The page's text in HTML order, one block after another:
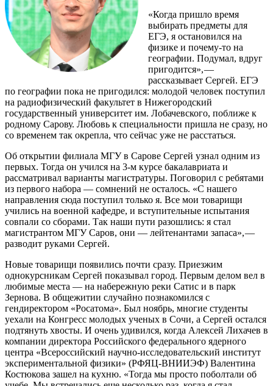
«Когда пришло время
выбирать предметы для
ЕГЭ, я остановился на
физике и почему-то на
географии. Подумал, вдруг
пригодится», — ​
рассказывает Сергей. ЕГЭ
по географии пока не пригодился: молодой человек поступил
на радиофизический факультет в Нижегородский
государственный университет им. Лобачевского, поближе к
родному Сарову. Любовь к специальности пришла не сразу, но
со временем так окрепла, что сейчас уже не расстаться.
Об открытии филиала МГУ в Сарове Сергей узнал одним из
первых. Тогда он учился на 3-м курсе бакалавриата и
рассматривал варианты магистратуры. Поговорил с ребятами
из первого набора — ​сомнений не осталось. «С нашего
направления сюда поступил только я. Все мои товарищи
учились на военной кафедре, и вступительные испытания
совпали со сборами. Так наши пути разошлись: я стал
магистрантом МГУ Саров, они — ​лейтенантами запаса», — ​
разводит руками Сергей.
Новые товарищи появились почти сразу. Приезжим
однокурсникам Сергей показывал город. Первым делом вел в
любимые места — ​на набережную реки Сатис и в парк
Зернова. В общежитии случайно познакомился с
гендиректором «Росатома». Был ноябрь, многие студенты
уехали на Конгресс молодых ученых в Сочи, а Сергей остался
подтянуть хвосты. И очень удивился, когда Алексей Лихачев в
компании директора Российского федерального ядерного
центра «Всероссийский научно-исследовательский институт
экспериментальной физики» (РФЯЦ-ВНИИЭФ) Валентина
Костюкова зашел на кухню. «Тогда мы просто поболтали об